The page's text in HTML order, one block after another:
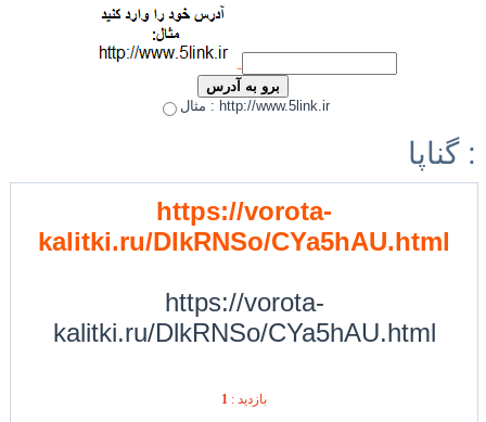
مثال : http://www.5link.ir
گناپا :
https://vorota-
kalitki.ru/DlkRNSo/CYa5hAU.html
https://vorota-
kalitki.ru/DlkRNSo/CYa5hAU.html
بازديد : 1